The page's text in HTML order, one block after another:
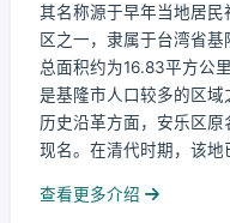
其名称源于早年当地居
区之一，隶属于台湾省基
总面积约为16.83平方公
是基隆市人口较多的区域
历史沿革方面，安乐区原
现名。在清代时期，该
查看更多介绍